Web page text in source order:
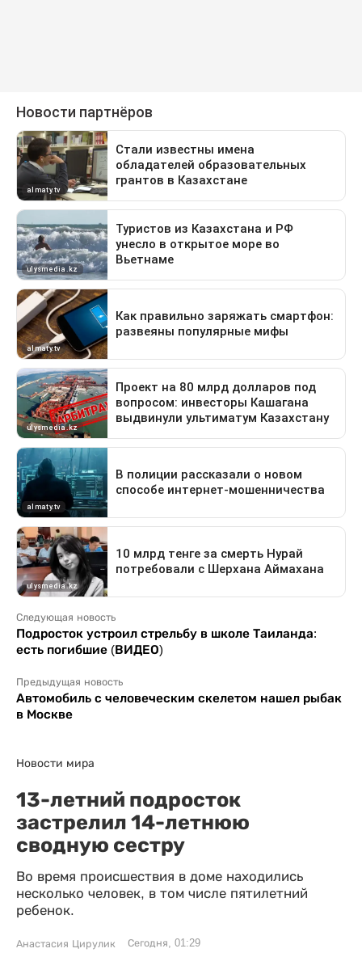
Следующая новость
Подросток устроил стрельбу в школе Таиланда:
есть погибшие (ВИДЕО)
Предыдущая новость
Автомобиль с человеческим скелетом нашел рыбак
в Москве
Новости мира
13-летний подросток
застрелил 14-летнюю
сводную сестру
Во время происшествия в доме находились
несколько человек, в том числе пятилетний
ребенок.
Анастасия Цирулик Сегодня, 01:29